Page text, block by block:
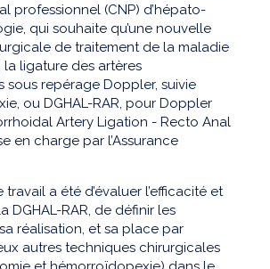
professionnel (CNP) d’hépato-
qui souhaite qu’une nouvelle
de traitement de la maladie
ligature des artères
sous repérage Doppler, suivie
ou DGHAL-RAR, pour Doppler
Artery Ligation - Recto Anal
en charge par l’Assurance
travail a été d’évaluer l’efficacité et
DGHAL-RAR, de définir les
réalisation, et sa place par
autres techniques chirurgicales